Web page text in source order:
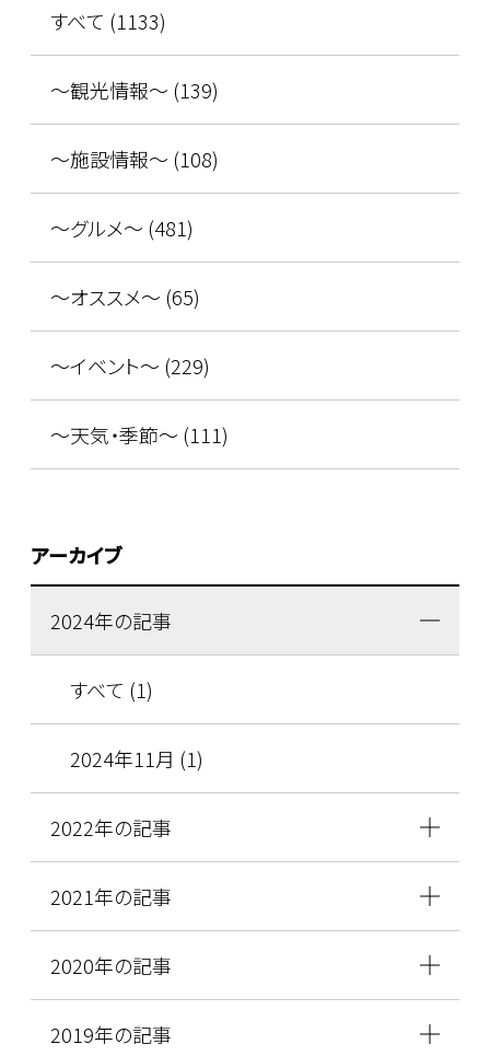
すべて (1133)
～観光情報～ (139)
～施設情報～ (108)
～グルメ～ (481)
～オススメ～ (65)
～イベント～ (229)
～天気・季節～ (111)
アーカイブ
2024年の記事
すべて (1)
2024年11月 (1)
2022年の記事
2021年の記事
2020年の記事
2019年の記事